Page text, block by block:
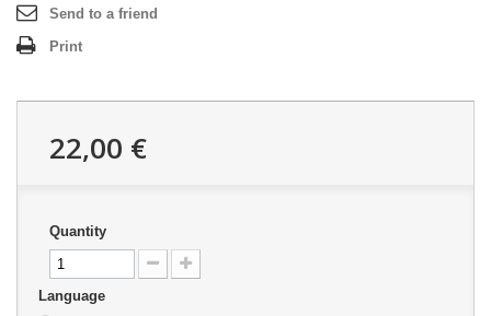
Send to a friend
Print
22,00 €
Quantity
Language